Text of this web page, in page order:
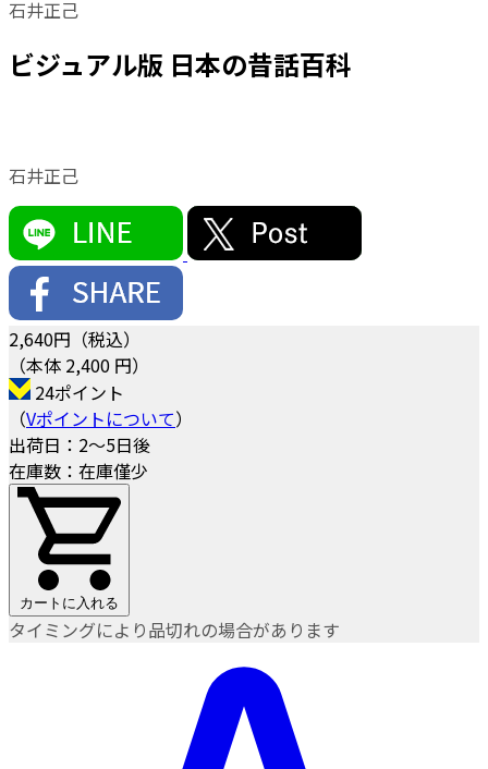
石井正己
ビジュアル版 日本の昔話百科
石井正己
2,640円（税込）
（本体 2,400 円）
24ポイント
（Vポイントについて）
出荷日：2～5日後
在庫数：在庫僅少
カートに入れる
タイミングにより品切れの場合があります